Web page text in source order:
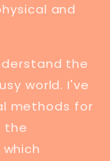
and
the
world. I've
methods for
the